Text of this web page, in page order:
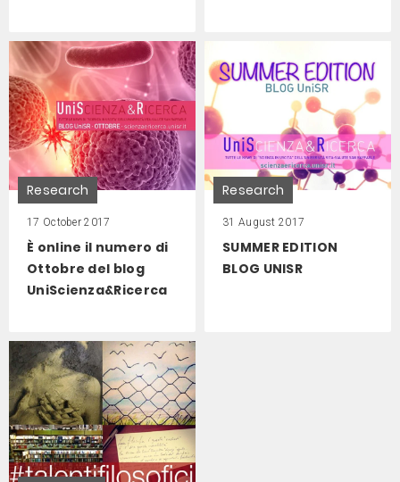
Research
17 October 2017
È online il numero di
Ottobre del blog
UniScienza&Ricerca
Research
31 August 2017
SUMMER EDITION
BLOG UNISR